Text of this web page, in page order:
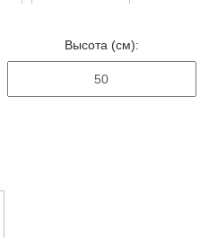
Высота (см):